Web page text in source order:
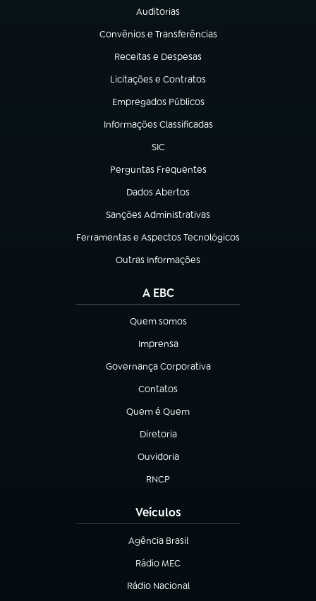
Auditorias
(abre em nova aba)
Convênios e Transferências
(abre em nova aba)
Receitas e Despesas
(abre em nova aba)
Licitações e Contratos
(abre em nova aba)
Empregados Públicos
(abre em nova aba)
Informações Classificadas
(abre em nova aba)
SIC
(abre em nova aba)
Perguntas Frequentes
(abre em nova aba)
Dados Abertos
(abre em nova aba)
Sanções Administrativas
(abre em nova aba)
Ferramentas e Aspectos Tecnológicos
(abre em nova aba)
Outras Informações
(abre em nova aba)
A EBC
Quem somos
(abre em nova aba)
Imprensa
(abre em nova aba)
Governança Corporativa
(abre em nova aba)
Contatos
(abre em nova aba)
Quem é Quem
(abre em nova aba)
Diretoria
(abre em nova aba)
Ouvidoria
(abre em nova aba)
RNCP
(abre em nova aba)
Veículos
Agência Brasil
(abre em nova aba)
Rádio MEC
Rádio Nacional
(abre em nova aba)